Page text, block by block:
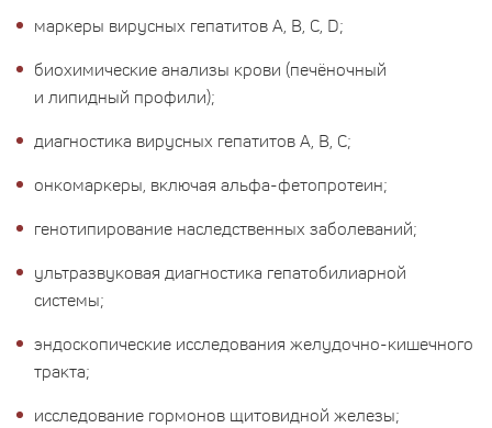
маркеры вирусных гепатитов A, B, C, D;
биохимические анализы крови (печёночный
и липидный профили);
диагностика вирусных гепатитов A, B, C;
онкомаркеры, включая альфа-фетопротеин;
генотипирование наследственных заболеваний;
ультразвуковая диагностика гепатобилиарной
системы;
эндоскопические исследования желудочно-кишечного
тракта;
исследование гормонов щитовидной железы;